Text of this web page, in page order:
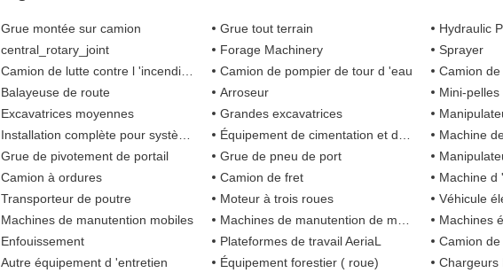
Grue montée sur camion Grue tout terrain
Hydraulic
central_rotary_joint Forage Machinery
Sprayer
Camion de lutte contre l 'incendie avec système de mousse à air comprimé Camion de pompier de tour d 'eau
Camion de
Balayeuse de route Arroseur
Mini-pelles
Excavatrices moyennes Grandes excavatrices
Installation complète pour système d 'automatisation de tête de puits Équipement de cimentation et de fracturation
Machine de
Grue de pivotement de portail Grue de pneu de port
Camion à ordures Camion de fret
Machine d
Transporteur de poutre Moteur à trois roues
Véhicule
Machines de manutention mobiles Machines de manutention de matériaux sur chenilles
Machines
Enfouissement Plateformes de travail AeriaL
Camion
Autre équipement d 'entretien Équipement forestier ( roue)
Chargeurs